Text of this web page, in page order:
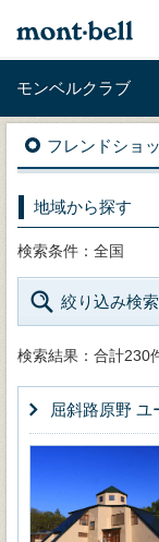
モンベルクラブ
フレンドショ
地域から探す
検索条件：全国
絞り込み検索
検索結果：合計230
屈斜路原野 ユ